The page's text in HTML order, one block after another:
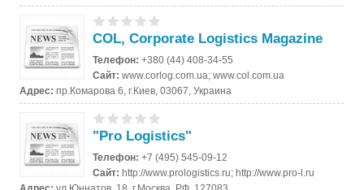
COL, Corporate Logistics Magazine
Телефон:+380 (44) 408-34-55
Сайт:www.corlog.com.ua; www.col.com.ua
Адрес:пр.Комарова 6, г.Киев, 03067, Украина
"Pro Logistics"
Телефон:+7 (495) 545-09-12
Сайт:http://www.prologistics.ru; http://www.pro-l.ru